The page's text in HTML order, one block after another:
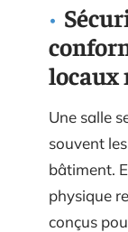
locaux
Une salle
souvent
bâtiment.
physique
conçus